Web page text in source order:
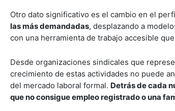
Otro dato significativo es el cambio en el
las más demandadas, desplazando a
con una herramienta de trabajo accesible
Desde organizaciones sindicales que
crecimiento de estas actividades no puede
del mercado laboral formal. Detrás de cada
que no consigue empleo registrado o una